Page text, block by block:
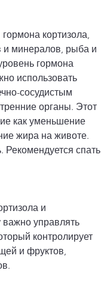
кортизола,
и минералов, рыба и
гормона
использовать
сосудистым
органы. Этот
как уменьшение
жира на животе.
Рекомендуется спать
и
управлять
контролирует
и фруктов,